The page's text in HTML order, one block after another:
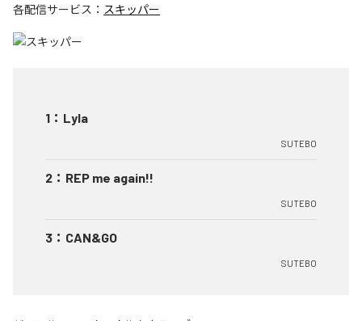
各配信サービス： スキッパー
1 ： Lyla
SUTEBO
2 ： REP me again!!
SUTEBO
3 ： CAN&GO
SUTEBO